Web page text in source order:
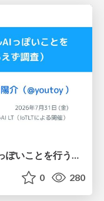
toio・myCobotでフィジカルAIっぽいことを行うための検討（とりあえず調査） / フィジカルAI LT（IoTLTによる開催）
0 280